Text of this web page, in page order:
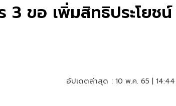
3 ขอ เพิ่มสิทธิประโยชน์
อัปเดตล่าสุด : 10 พ.ค. 65 |